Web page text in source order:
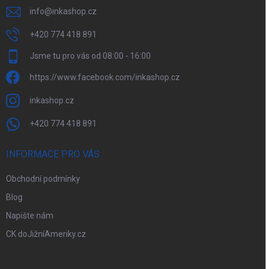
info@inkashop.cz
+420 774 418 891
Jsme tu pro vás od 08:00 - 16:00
https://www.facebook.com/inkashop.cz
inkashop.cz
+420 774 418 891
INFORMACE PRO VÁS
Obchodní podmínky
Blog
Napište nám
CK doJižníAmeriky.cz